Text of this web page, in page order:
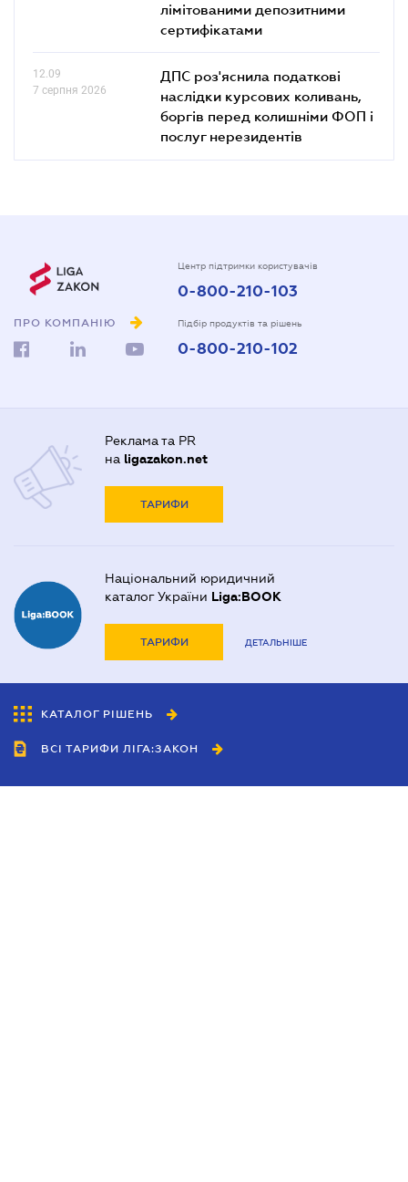
лімітованими депозитними
сертифікатами
12.09
7 серпня 2026
ДПС роз'яснила податкові
наслідки курсових коливань,
боргів перед колишніми ФОП і
послуг нерезидентів
ПРО КОМПАНІЮ
Центр підтримки користувачів
0-800-210-103
Підбір продуктів та рішень
0-800-210-102
Реклама та PR
на ligazakon.net
ТАРИФИ
Національний юридичний
каталог України Liga:BOOK
ТАРИФИ ДЕТАЛЬНІШЕ
КАТАЛОГ РІШЕНЬ
ВСІ ТАРИФИ ЛІГА:ЗАКОН